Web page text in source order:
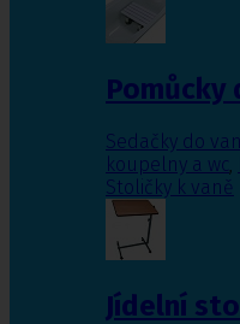
Pomůcky
Sedačky do
koupelny a wc,
Stoličky k vaně
Jídelní